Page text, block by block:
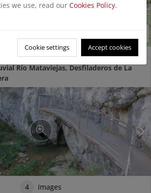
Río Mataviejas, Desfiladeros de La
4 Images
we use, read our Cookies Policy.
Cookie settings Accept cookies